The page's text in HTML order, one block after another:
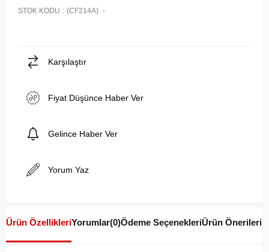
STOK KODU (CF214A)
Karşılaştır
Fiyat Düşünce Haber Ver
Gelince Haber Ver
Yorum Yaz
Ürün ÖzellikleriYorumlar(0)Ödeme SeçenekleriÜrün Önerileri